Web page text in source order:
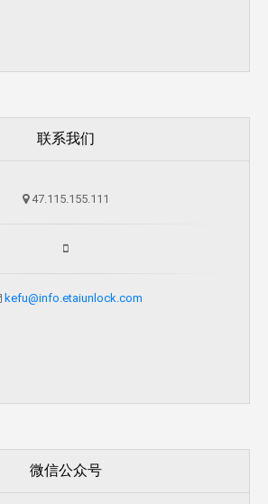
联系我们
47.115.155.111
kefu@info.etaiunlock.com
微信公众号